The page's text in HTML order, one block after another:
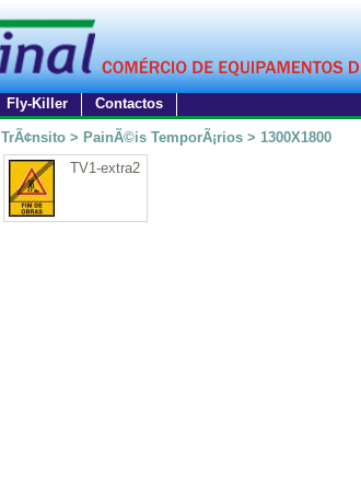
Fly-Killer
Contactos
TrÃ¢nsito > PainÃ©is TemporÃ¡rios > 1300X1800
TV1-extra2